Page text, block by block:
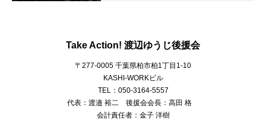
Take Action! 渡辺ゆうじ後援会
〒277-0005 千葉県柏市柏1丁目1-10
KASHI-WORKビル
TEL：050-3164-5557
代表：渡邉 裕二 後援会会長：高田 格
会計責任者：金子 洋樹